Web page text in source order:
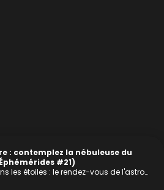
: contemplez la nébuleuse du
#21)
Futura dans les étoiles : le rendez-vous de l'astronomie